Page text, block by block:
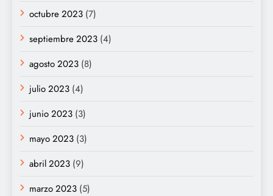
octubre 2023 (7)
septiembre 2023 (4)
agosto 2023 (8)
julio 2023 (4)
junio 2023 (3)
mayo 2023 (3)
abril 2023 (9)
marzo 2023 (5)